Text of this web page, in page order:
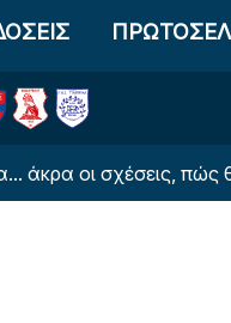
σχέσεις, πώς θα φύγει!